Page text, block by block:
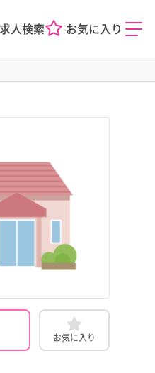
求人検索 お気に入り
お気に入り